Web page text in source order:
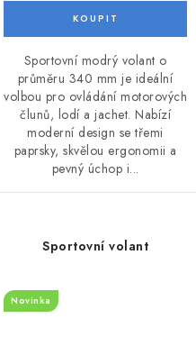
Sportovní modrý volant o
průměru 340 mm je ideální
volbou pro ovládání motorových
člunů, lodí a jachet. Nabízí
moderní design se třemi
paprsky, skvělou ergonomii a
pevný úchop i...
Sportovní volant
Novinka